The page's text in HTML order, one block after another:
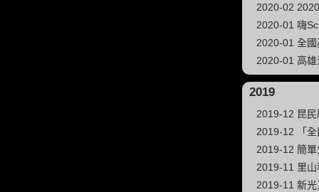
2020-02
2020-01 嗨
2020-01 全
2020-01 高雄
2019
2019-12 昆
2019-12 「
2019-12 簡
2019-11 里
2019-11 新